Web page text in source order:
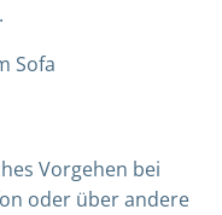
Vorgehen bei
oder über andere